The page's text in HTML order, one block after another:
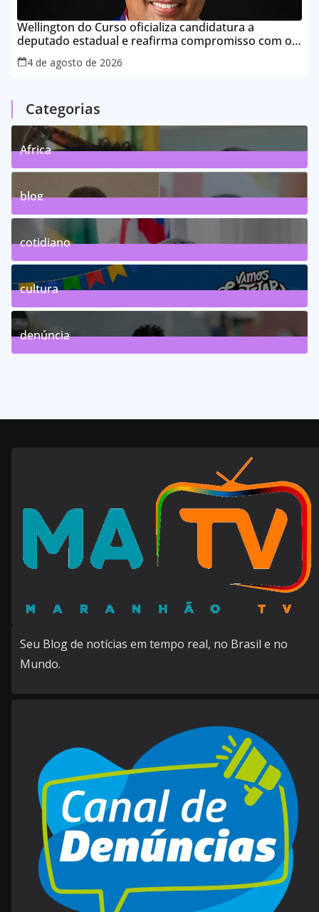
Wellington do Curso oficializa candidatura a
deputado estadual e reafirma compromisso com o
povo do Maranhão
4 de agosto de 2026
Categorias
Africa
0Posts
blog
75Posts
cotidiano
46Posts
cultura
63Posts
denúncia
Seu Blog de notícias em tempo real, no Brasil e no
Mundo.